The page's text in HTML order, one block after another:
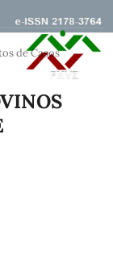
de Casos